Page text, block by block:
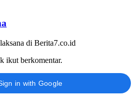
di Berita7.co.id
ikut berkomentar.
in with Google